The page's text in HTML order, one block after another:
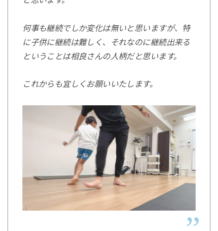
何事も継続でしか変化は無いと思いますが、特
に子供に継続は難しく、それなのに継続出来る
ということは相良さんの人柄だと思います。
これからも宜しくお願いいたします。